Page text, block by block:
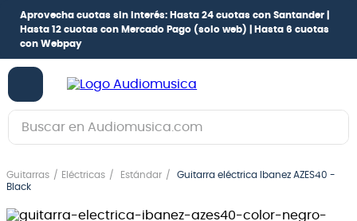
Aprovecha cuotas sin interés: Hasta 24 cuotas con Santander |
Hasta 12 cuotas con Mercado Pago (solo web) |
Hasta 6 cuotas
con Webpay
Buscar en Audiomusica.com
Guitarras Eléctricas Estándar
Guitarra eléctrica Ibanez AZES40 -
Black
1.
2.
bajo